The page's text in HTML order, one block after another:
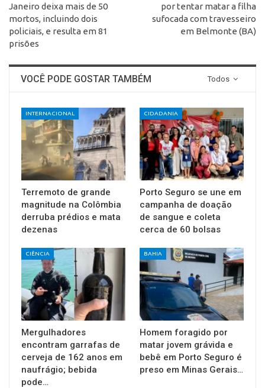
Janeiro deixa mais de 50
mortos, incluindo dois
policiais, e resulta em 81
prisões
por tentar matar a filha
sufocada com travesseiro
em Belmonte (BA)
Todos
VOCÊ PODE GOSTAR TAMBÉM
INTERNACIONAL
Terremoto de grande
magnitude na Colômbia
derruba prédios e mata
dezenas
CIDADANIA
Porto Seguro se une em
campanha de doação
de sangue e coleta
cerca de 60 bolsas
CIÊNCIA
Mergulhadores
encontram garrafas de
cerveja de 162 anos em
naufrágio; bebida
pode…
BAHIA
Homem foragido por
matar jovem grávida e
bebê em Porto Seguro é
preso em Minas Gerais…